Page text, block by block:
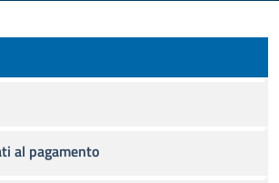
al pagamento